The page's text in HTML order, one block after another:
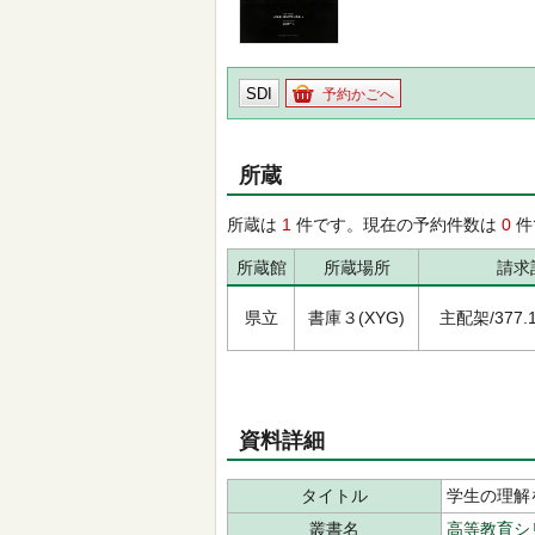
SDI 予約かごへ
所蔵
所蔵は 1 件です。現在の予約件数は 0
所蔵館 所蔵場所 請求
県立 書庫３(XYG) 主配架/
資料詳細
タイトル
学生の理解
叢書名
高等教育シ